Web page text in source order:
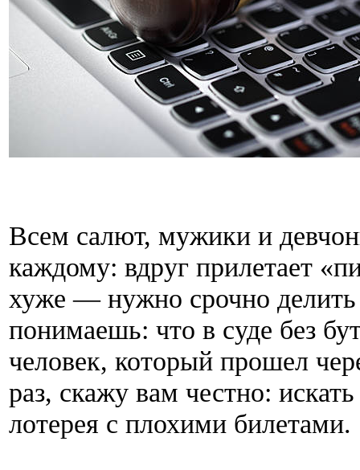
Всем салют, мужики и
каждому: вдруг прилетает
хуже — нужно срочно
понимаешь: что в суде без
человек, который прошел
раз, скажу вам честно:
лотерея с плохими билетами.